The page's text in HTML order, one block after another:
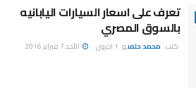
تعرف على اسعار السيارات اليابانيه
بالسوق المصري
كتب : محمد حلمىو 1 اخرون الأحد 7 فبراير 2016